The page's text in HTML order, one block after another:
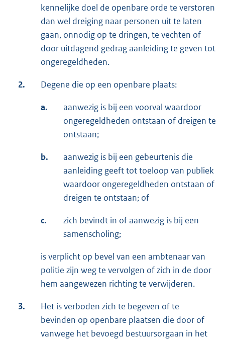
kennelijke doel de openbare orde te verstoren
dan wel dreiging naar personen uit te laten
gaan, onnodig op te dringen, te vechten of
door uitdagend gedrag aanleiding te geven tot
ongeregeldheden.
2. Degene die op een openbare plaats:
a.
aanwezig is bij een voorval waardoor
ongeregeldheden ontstaan of dreigen te
ontstaan;
b.
aanwezig is bij een gebeurtenis die
aanleiding geeft tot toeloop van publiek
waardoor ongeregeldheden ontstaan of
dreigen te ontstaan; of
c.
zich bevindt in of aanwezig is bij een
samenscholing;
is verplicht op bevel van een ambtenaar van
politie zijn weg te vervolgen of zich in de door
hem aangewezen richting te verwijderen.
3.
Het is verboden zich te begeven of te
bevinden op openbare plaatsen die door of
vanwege het bevoegd bestuursorgaan in het